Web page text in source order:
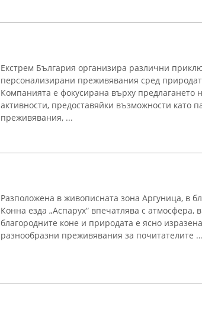
Екстрем България организира различни
персонализирани преживявания сред
Компанията е фокусирана върху предлагането
активности, предоставяйки възможности като
преживявания, ...
Разположена в живописната зона Аргуница, в
Конна езда „Аспарух“ впечатлява с атмосфера,
благородните коне и природата е ясно
разнообразни преживявания за почитателите ...